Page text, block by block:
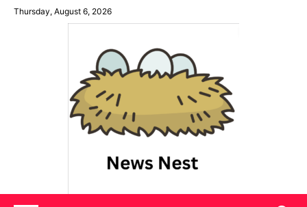
SkipThursday, August 6, 2026